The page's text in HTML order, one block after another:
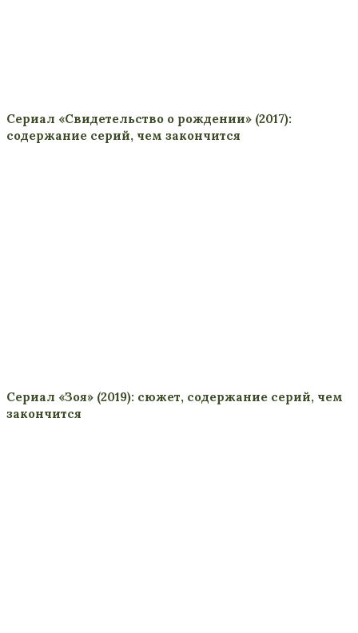
Сериал «Свидетельство о рождении» (2017):
содержание серий, чем закончится
Сериал «Зоя» (2019): сюжет, содержание серий, чем
закончится